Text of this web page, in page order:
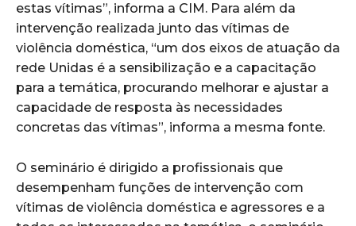
estas vítimas”, informa a CIM. Para além da
intervenção realizada junto das vítimas de
violência doméstica, “um dos eixos de atuação da
rede Unidas é a sensibilização e a capacitação
para a temática, procurando melhorar e ajustar a
capacidade de resposta às necessidades
concretas das vítimas”, informa a mesma fonte.
O seminário é dirigido a profissionais que
desempenham funções de intervenção com
vítimas de violência doméstica e agressores e a